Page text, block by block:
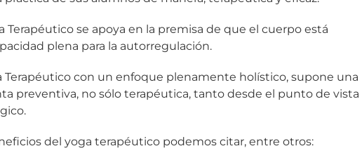
Terapéutico se apoya en la premisa de que el cuerpo está
plena para la autorregulación.
Terapéutico con un enfoque plenamente holístico, supone una
preventiva, no sólo terapéutica, tanto desde el punto de vista
del yoga terapéutico podemos citar, entre otros: